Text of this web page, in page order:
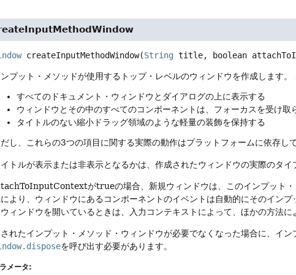
createInputMethodWindow(String title, boolean
プット・メソッドが使用するトップ・レベルのウィンドウを作成します。
すべてのドキュメント・ウィンドウとダイアログの上に表示する
ウィンドウとその中のすべてのコンポーネントは、フォーカスを受け取
タイトルのない縮小ドラッグ領域のような軽量の装飾を保持する
し、これらの3つの項目に関する実際の動作はプラットフォームに依存して
イトルが表示または非表示となるかは、作成されたウィンドウの実際のタイ
がtrueの場合、新規ウィンドウは、このインプット・
より、ウィンドウにあるコンポーネントのイベントは自動的にそのインプ
ィンドウを開いているときは、入力コンテキストによって、ほかの方法
れたインプット・メソッド・ウィンドウが必要でなくなった場合に、イ
を呼び出す必要があります。
メータ: